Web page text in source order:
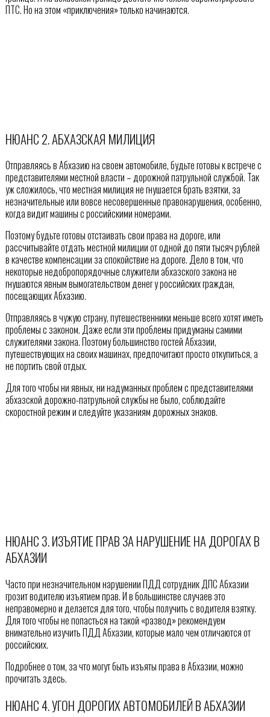
ПТС. Но на этом «приключения» только начинаются.
НЮАНС 2. АБХАЗСКАЯ МИЛИЦИЯ
Отправляясь в Абхазию на своем автомобиле, будьте готовы к встрече с
представителями местной власти – дорожной патрульной службой. Так
уж сложилось, что местная милиция не гнушается брать взятки, за
незначительные или вовсе несовершенные правонарушения, особенно,
когда видит машины с российскими номерами.
Поэтому будьте готовы отстаивать свои права на дороге, или
рассчитывайте отдать местной милиции от одной до пяти тысяч рублей
в качестве компенсации за спокойствие на дороге. Дело в том, что
некоторые недобропорядочные служители абхазского закона не
гнушаются явным вымогательством денег у российских граждан,
посещающих Абхазию.
Отправляясь в чужую страну, путешественники меньше всего хотят иметь
проблемы с законом. Даже если эти проблемы придуманы самими
служителями закона. Поэтому большинство гостей Абхазии,
путешествующих на своих машинах, предпочитают просто откупиться, а
не портить свой отдых.
Для того чтобы ни явных, ни надуманных проблем с представителями
абхазской дорожно-патрульной службы не было, соблюдайте
скоростной режим и следуйте указаниям дорожных знаков.
НЮАНС 3. ИЗЪЯТИЕ ПРАВ ЗА НАРУШЕНИЕ НА ДОРОГАХ В
АБХАЗИИ
Часто при незначительном нарушении ПДД сотрудник ДПС Абхазии
грозит водителю изъятием прав. И в большинстве случаев это
неправомерно и делается для того, чтобы получить с водителя взятку.
Для того чтобы не попасться на такой «развод» рекомендуем
внимательно изучить ПДД Абхазии, которые мало чем отличаются от
российских.
Подробнее о том, за что могут быть изъяты права в Абхазии, можно
прочитать здесь.
НЮАНС 4. УГОН ДОРОГИХ АВТОМОБИЛЕЙ В АБХАЗИИ